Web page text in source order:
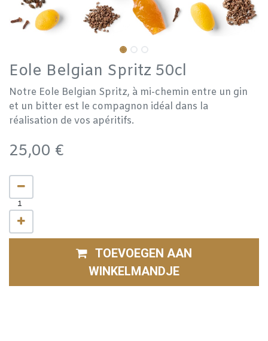
Eole Belgian Spritz 50cl
Notre Eole Belgian Spritz, à mi-chemin entre un gin
et un bitter est le compagnon idéal dans la
réalisation de vos apéritifs.
25,00 €
TOEVOEGEN AAN
WINKELMANDJE